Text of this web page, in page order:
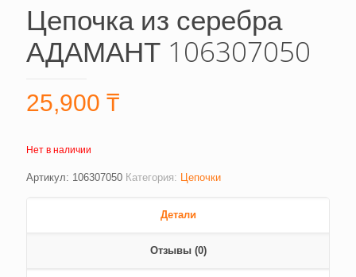
Цепочка из серебра
АДАМАНТ 106307050
25,900 ₸
Нет в наличии
Артикул: 106307050 Категория: Цепочки
Детали
Отзывы (0)